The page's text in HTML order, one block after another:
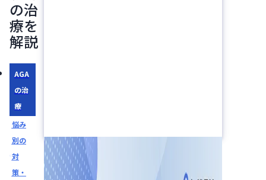
の治
療を
解説
AGA
の治
療
悩み
別の
対
策・